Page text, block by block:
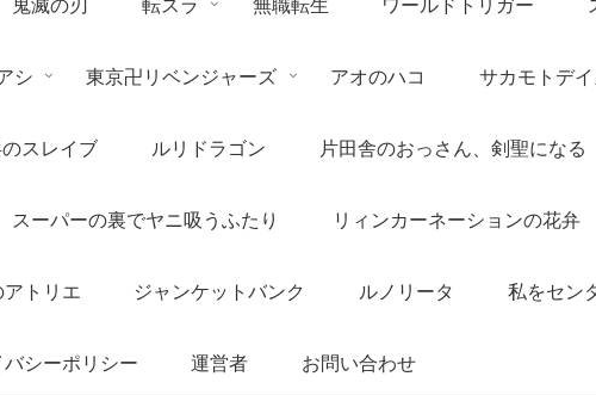
シ 東京卍リベンジャーズ アオのハコ サカモトデ
スレイブ ルリドラゴン 片田舎のおっさん、剣聖になる
スーパーの裏でヤニ吸うふたり リィンカーネーションの花弁
トリエ ジャンケットバンク ルノリータ 私をセン
バシーポリシー 運営者 お問い合わせ